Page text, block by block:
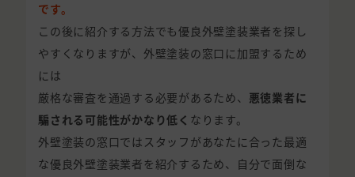
です。
この後に紹介する方法でも優良外壁塗装業者を探し
やすくなりますが、外壁塗装の窓口に加盟するため
には
厳格な審査を通過する必要があるため、 悪徳業者に
騙される可能性がかなり低く なります。
外壁塗装の窓口ではスタッフがあなたに合った最適
な優良外壁塗装業者を紹介するため、自分で面倒な